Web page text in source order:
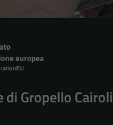
di Gropello Cairoli